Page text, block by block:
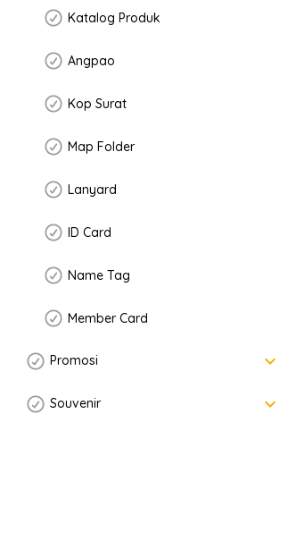
Katalog Produk
Angpao
Kop Surat
Map Folder
Lanyard
ID Card
Name Tag
Member Card
Promosi keyboard_arrow_down
Souvenir keyboard_arrow_down